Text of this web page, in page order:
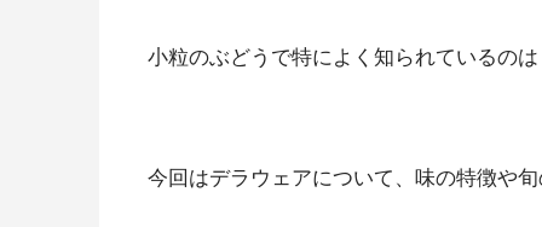
小粒のぶどうで特によく知られているの
今回はデラウェアについて、味の特徴や